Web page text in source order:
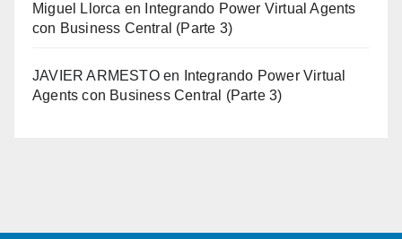
Miguel Llorca en
Integrando Power Virtual Agents
con Business Central (Parte 3)
JAVIER ARMESTOen
Integrando Power Virtual
Agents con Business Central (Parte 3)